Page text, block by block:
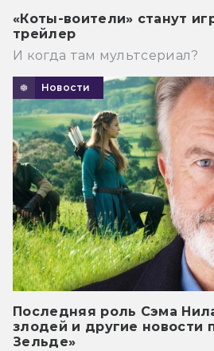
«Коты-воители» станут
трейлер
И когда там мультсериал?
Новости
Последняя роль Сэма
злодей и другие новости
Зельде»